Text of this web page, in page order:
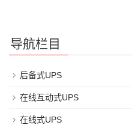
导航栏目
后备式UPS
在线互动式UPS
在线式UPS